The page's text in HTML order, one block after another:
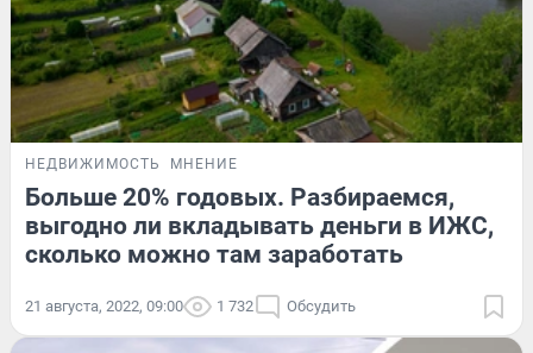
НЕДВИЖИМОСТЬ МНЕНИЕ
Больше 20% годовых. Разбираемся,
выгодно ли вкладывать деньги в ИЖС,
сколько можно там заработать
21 августа, 2022, 09:00 1 732 Обсудить